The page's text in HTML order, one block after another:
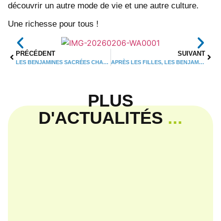
découvrir un autre mode de vie et une autre culture.
Une richesse pour tous !
PRÉCÉDENT
LES BENJAMINES SACRÉES CHAMPIONNES DÉPARTEMENTALES DE TRISPORT
SUIVANT
APRÈS LES FILLES, LES BENJAMINS SACRÉS CHAMPIONS DÉPARTEMENTAUX
PLUS
D'ACTUALITÉS ...